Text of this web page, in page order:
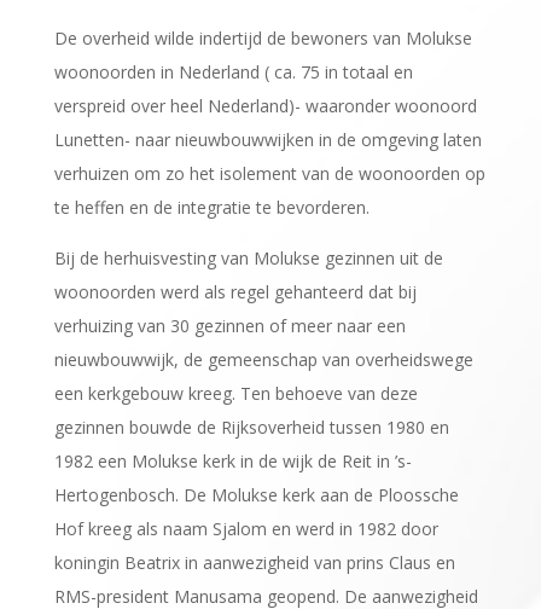
De overheid wilde indertijd de bewoners van Molukse
woonoorden in Nederland ( ca. 75 in totaal en
verspreid over heel Nederland)- waaronder woonoord
Lunetten- naar nieuwbouwwijken in de omgeving laten
verhuizen om zo het isolement van de woonoorden op
te heffen en de integratie te bevorderen.
Bij de herhuisvesting van Molukse gezinnen uit de
woonoorden werd als regel gehanteerd dat bij
verhuizing van 30 gezinnen of meer naar een
nieuwbouwwijk, de gemeenschap van overheidswege
een kerkgebouw kreeg. Ten behoeve van deze
gezinnen bouwde de Rijksoverheid tussen 1980 en
1982 een Molukse kerk in de wijk de Reit in ’s-
Hertogenbosch. De Molukse kerk aan de Ploossche
Hof kreeg als naam Sjalom en werd in 1982 door
koningin Beatrix in aanwezigheid van prins Claus en
RMS-president Manusama geopend. De aanwezigheid